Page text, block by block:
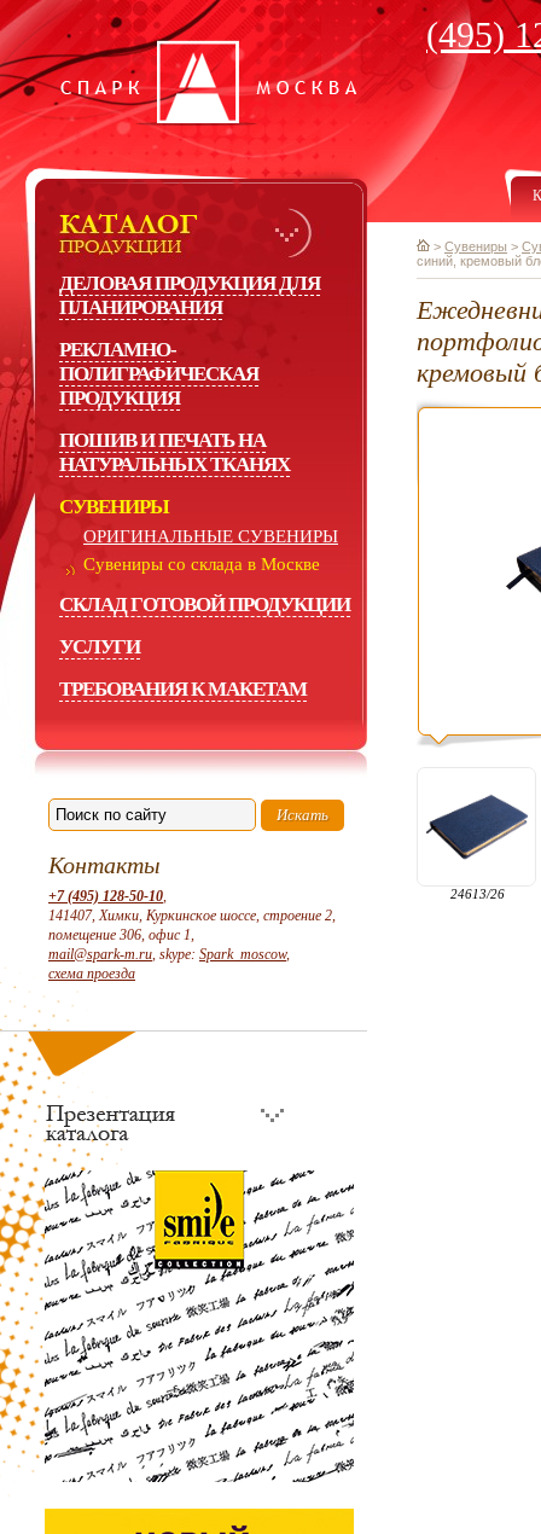
(495)
ДЕЛОВАЯ ПРОДУКЦИЯ ДЛЯ
ПЛАНИРОВАНИЯ
РЕКЛАМНО-
ПОЛИГРАФИЧЕСКАЯ
ПРОДУКЦИЯ
ПОШИВ И ПЕЧАТЬ НА
НАТУРАЛЬНЫХ ТКАНЯХ
СУВЕНИРЫ
ОРИГИНАЛЬНЫЕ СУВЕНИРЫ
Сувениры со склада в Москве
СКЛАД ГОТОВОЙ ПРОДУКЦИИ
УСЛУГИ
ТРЕБОВАНИЯ К МАКЕТАМ
Контакты
+7 (495) 128-50-10,
141407, Химки, Куркинское шоссе, строение 2,
помещение 306, офис 1,
mail@spark-m.ru, skype: Spark_moscow,
схема проезда
> Сувениры >
синий, кремовый
кремовый
24613/26